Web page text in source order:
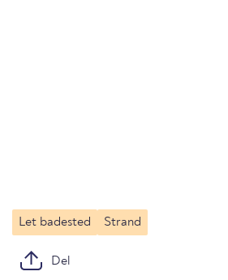
Let badested Strand
Del